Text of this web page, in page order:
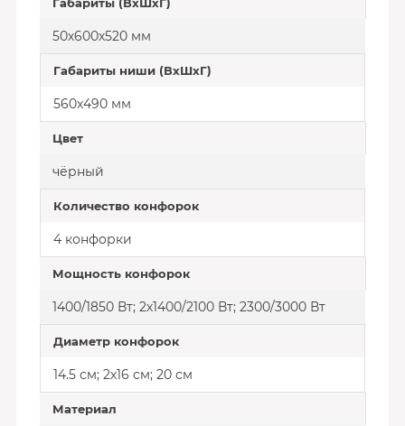
50х600х520 мм
Габариты ниши (ВхШхГ)
560х490 мм
Цвет
чёрный
Количество конфорок
4 конфорки
Мощность конфорок
1400/1850 Вт; 2х1400/2100 Вт; 2300/3000 Вт
Диаметр конфорок
14.5 см; 2х16 см; 20 см
Материал